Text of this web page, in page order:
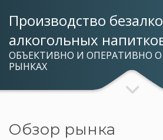
Производство
алкогольных
ОБЪЕКТИВНО И ОПЕРАТИВНО
РЫНКАХ
Обзор рынка